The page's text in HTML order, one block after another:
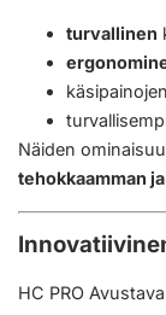
turvallinen
Näiden
tehokkaamman
HC PRO